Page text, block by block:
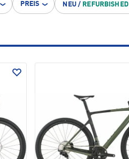
PREIS NEU/ REFURBISHED